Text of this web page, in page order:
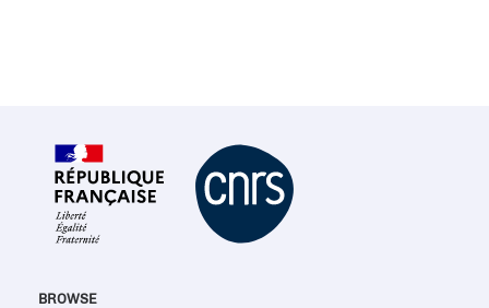
BROWSE